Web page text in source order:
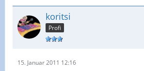
koritsi
Profi
15. Januar 2011 12:16